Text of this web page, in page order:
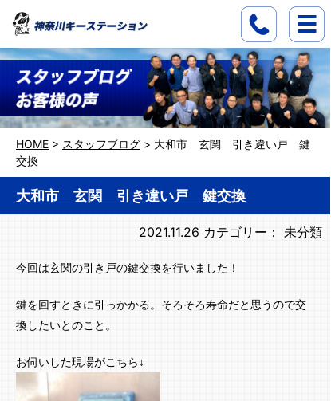
HOME > スタッフブログ > 大和市 玄関 引き違い戸 鍵
交換
大和市 玄関 引き違い戸 鍵交換
2021.11.26 カテゴリー： 未分類
今回は玄関の引き戸の鍵交換を行いました！
鍵を回すときに引っかかる。そろそろ寿命だと思うので交
換したいとのこと。
お伺いした現場がこちら↓